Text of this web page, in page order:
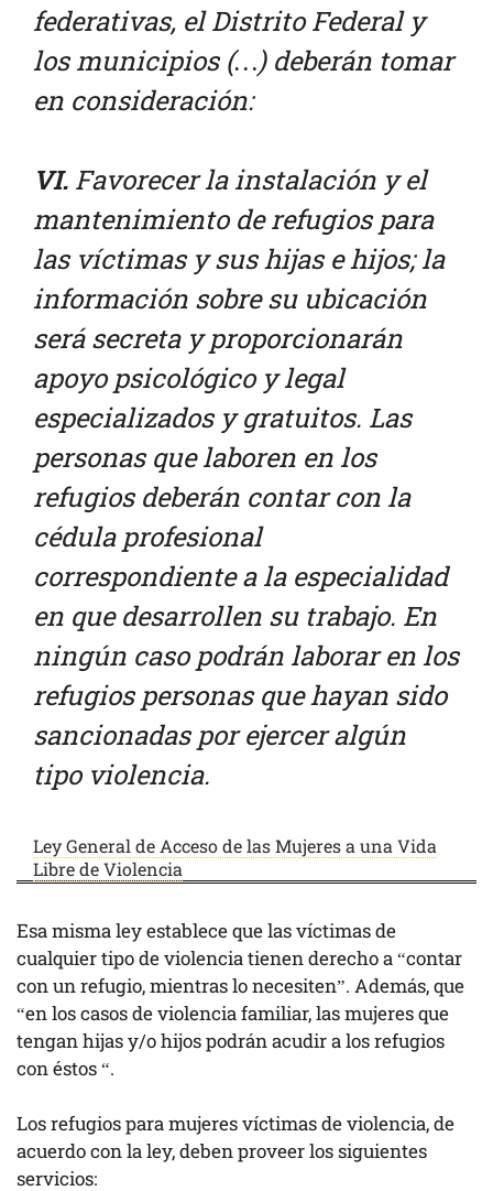
federativas, el Distrito Federal y
los municipios (…) deberán tomar
en consideración:
VI. Favorecer la instalación y el
mantenimiento de refugios para
las víctimas y sus hijas e hijos; la
información sobre su ubicación
será secreta y proporcionarán
apoyo psicológico y legal
especializados y gratuitos. Las
personas que laboren en los
refugios deberán contar con la
cédula profesional
correspondiente a la especialidad
en que desarrollen su trabajo. En
ningún caso podrán laborar en los
refugios personas que hayan sido
sancionadas por ejercer algún
tipo violencia.
Ley General de Acceso de las Mujeres a una Vida
Libre de Violencia
Esa misma ley establece que las víctimas de
cualquier tipo de violencia tienen derecho a “contar
con un refugio, mientras lo necesiten”. Además, que
“en los casos de violencia familiar, las mujeres que
tengan hijas y/o hijos podrán acudir a los refugios
con éstos “.
Los refugios para mujeres víctimas de violencia, de
acuerdo con la ley, deben proveer los siguientes
servicios: